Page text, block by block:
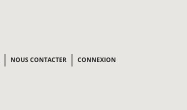
NOUS CONTACTER CONNEXION